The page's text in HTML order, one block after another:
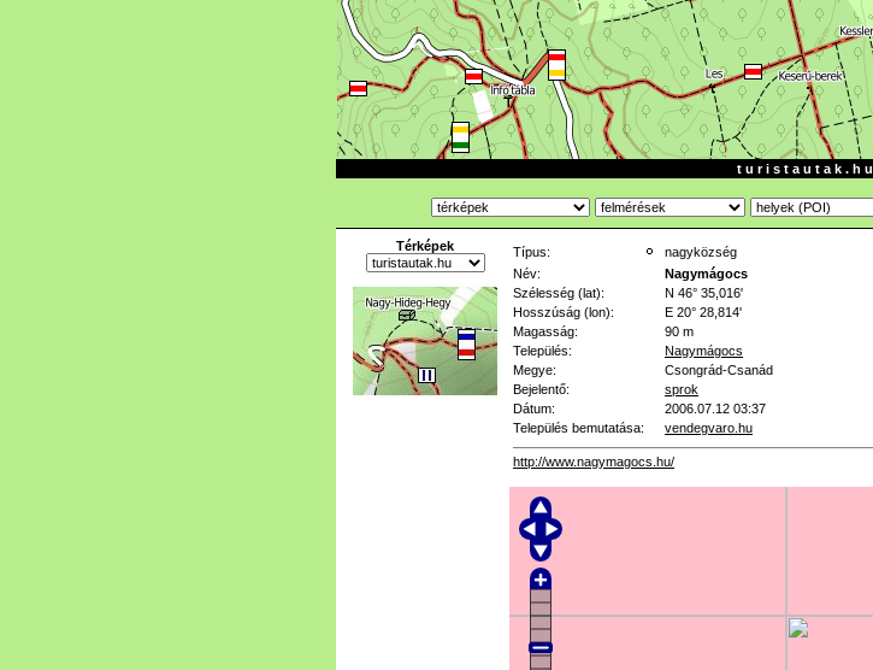
t u r i s t a u t a k . h u
Térképek Típus: nagyközség
Név:
Nagymágocs
Szélesség (lat):
N 46° 35,016'
Hosszúság (lon):
E 20° 28,814'
Magasság:
90 m
Település:
Nagymágocs
Megye:
Csongrád-Csanád
Bejelentő:
sprok
Dátum:
2006.07.12 03:37
Település bemutatása:
vendegvaro.hu
http://www.nagymagocs.hu/